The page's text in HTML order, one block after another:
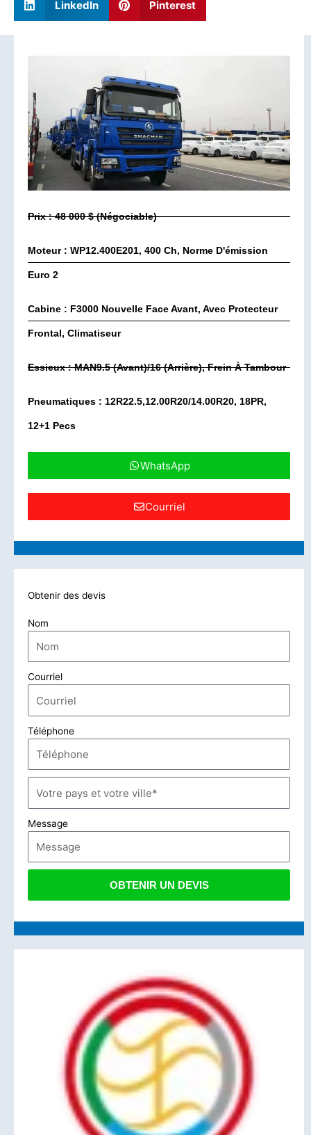
LinkedIn Pinterest
Prix : 48 000 $ (négociable)
Moteur : WP12.400E201, 400 Ch, Norme D'émission
Euro 2
Cabine : F3000 Nouvelle Face Avant, Avec Protecteur
Frontal, Climatiseur
Essieux : MAN9.5 (avant)/16 (arrière), Frein À Tambour
Pneumatiques : 12R22.5,12.00R20/14.00R20, 18PR,
12+1 Pecs
WhatsApp
Courriel
Obtenir des devis
Nom
Courriel
Téléphone
Message
OBTENIR UN DEVIS